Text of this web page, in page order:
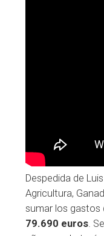
Despedida de
Agricultura,
sumar los gastos
79.690 euros.